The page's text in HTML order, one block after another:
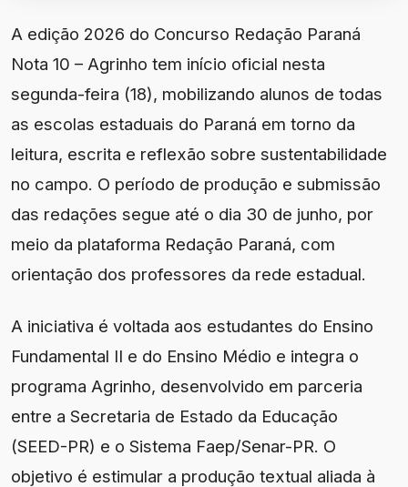
A edição 2026 do Concurso Redação Paraná
Nota 10 – Agrinho tem início oficial nesta
segunda-feira (18), mobilizando alunos de todas
as escolas estaduais do Paraná em torno da
leitura, escrita e reflexão sobre sustentabilidade
no campo. O período de produção e submissão
das redações segue até o dia 30 de junho, por
meio da plataforma Redação Paraná, com
orientação dos professores da rede estadual.
A iniciativa é voltada aos estudantes do Ensino
Fundamental II e do Ensino Médio e integra o
programa Agrinho, desenvolvido em parceria
entre a Secretaria de Estado da Educação
(SEED-PR) e o Sistema Faep/Senar-PR. O
objetivo é estimular a produção textual aliada à